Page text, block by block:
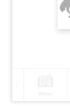
Tankönyv,
Könyv